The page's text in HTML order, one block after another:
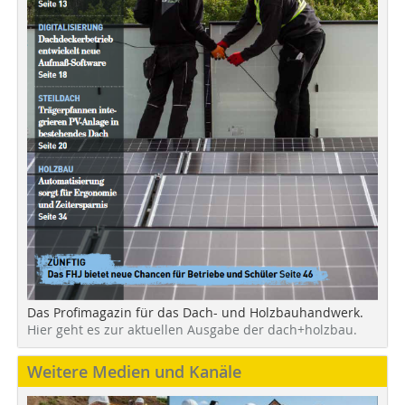
Das Profimagazin für das Dach- und Holzbauhandwerk.
Hier geht es zur aktuellen Ausgabe der dach+holzbau.
Weitere Medien und Kanäle